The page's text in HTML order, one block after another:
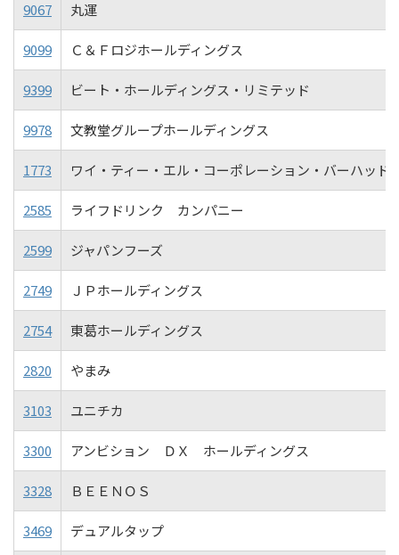
9067 丸運
9099 Ｃ＆Ｆロジホールディングス
9399 ビート・ホールディングス・リミテッド
9978 文教堂グループホールディングス
1773 ワイ・ティー・エル・コーポレーション・バーハッド
2585 ライフドリンク カンパニー
2599 ジャパンフーズ
2749 ＪＰホールディングス
2754 東葛ホールディングス
2820 やまみ
3103 ユニチカ
3300 アンビション ＤＸ ホールディングス
3328 ＢＥＥＮＯＳ
3469 デュアルタップ